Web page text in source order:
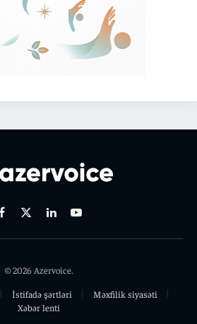
Facebook
X
LinkedinYoutube
© 2026 Azervoice.
İstifadə şərtləri
Məxfilik siyasəti
Xəbər lenti